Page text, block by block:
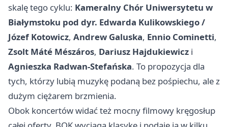
skalę tego cyklu: Kameralny Chór Uniwersytetu w
Białymstoku pod dyr. Edwarda Kulikowskiego /
Józef Kotowicz, Andrew Galuska, Ennio Cominetti,
Zsolt Máté Mészáros, Dariusz Hajdukiewicz i
Agnieszka Radwan-Stefańska. To propozycja dla
tych, którzy lubią muzykę podaną bez pośpiechu, ale z
dużym ciężarem brzmienia.
Obok koncertów widać też mocny filmowy kręgosłup